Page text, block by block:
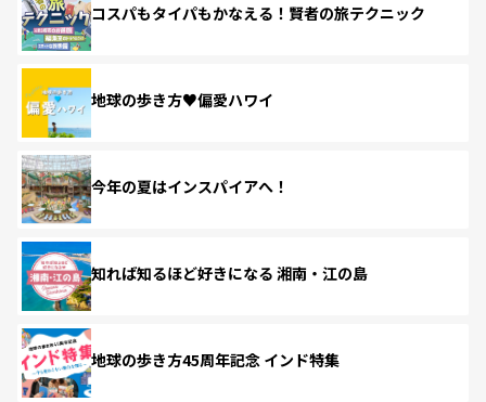
コスパもタイパもかなえる！賢者の旅テクニック
地球の歩き方♥偏愛ハワイ
今年の夏はインスパイアへ！
知れば知るほど好きになる 湘南・江の島
地球の歩き方45周年記念 インド特集